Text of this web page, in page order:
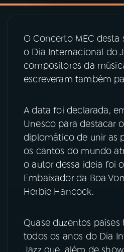
YouTube
Instagram
O Concerto MEC
o Dia Internacional do
compositores da
escreveram também
A data foi declarada,
Unesco para destacar
diplomático de unir as
os cantos do mundo
o autor dessa ideia foi
Embaixador da Boa
Herbie Hancock.
Quase duzentos
todos os anos do Dia